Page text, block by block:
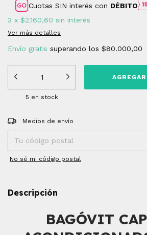
Cuotas SIN interés con DÉBITO
3 x $2.160,60 sin interés
Ver más detalles
Envío gratis superando los $80.000,00
5 en stock
Entregas para el CP:
Medios de envío
No sé mi código postal
Descripción
BAGÓVIT